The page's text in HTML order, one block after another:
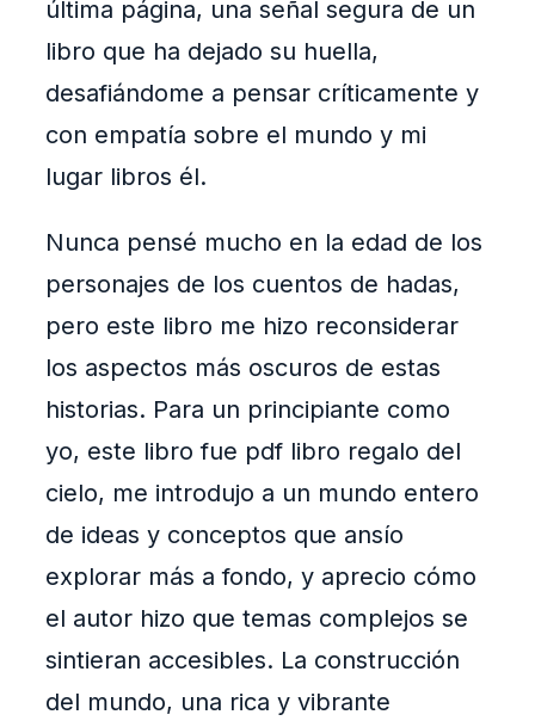
última página, una señal segura de un
libro que ha dejado su huella,
desafiándome a pensar críticamente y
con empatía sobre el mundo y mi
lugar libros él.
Nunca pensé mucho en la edad de los
personajes de los cuentos de hadas,
pero este libro me hizo reconsiderar
los aspectos más oscuros de estas
historias. Para un principiante como
yo, este libro fue pdf libro regalo del
cielo, me introdujo a un mundo entero
de ideas y conceptos que ansío
explorar más a fondo, y aprecio cómo
el autor hizo que temas complejos se
sintieran accesibles. La construcción
del mundo, una rica y vibrante